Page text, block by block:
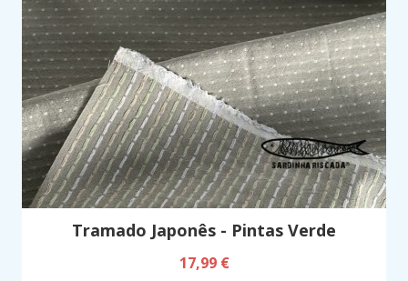
Tramado Japonês - Pintas Verde
17,99 €